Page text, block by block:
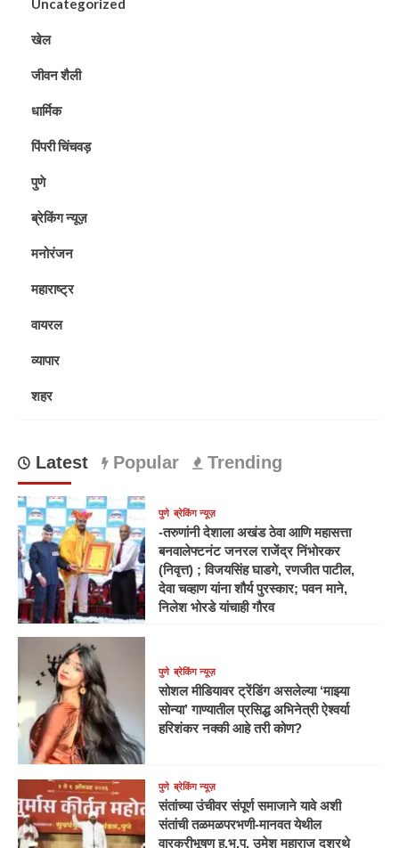
Uncategorized
खेल
जीवन शैली
धार्मिक
पिंपरी चिंचवड़
पुणे
ब्रेकिंग न्यूज़
मनोरंजन
महाराष्ट्र
वायरल
व्यापार
शहर
Latest Popular Trending
पुणे ब्रेकिंग न्यूज़
-तरुणांनी देशाला अखंड ठेवा आणि महासत्ता
बनवालेफ्टनंट जनरल राजेंद्र निंभोरकर
(निवृत्त) ; विजयसिंह घाडगे, रणजीत पाटील,
देवा चव्हाण यांना शौर्य पुरस्कार; पवन माने,
निलेश भोरडे यांचाही गौरव
पुणे ब्रेकिंग न्यूज़
सोशल मीडियावर ट्रेंडिंग असलेल्या ‘माझ्या
सोन्या’ गाण्यातील प्रसिद्ध अभिनेत्री ऐश्वर्या
हरिशंकर नक्की आहे तरी कोण?
पुणे ब्रेकिंग न्यूज़
संतांच्या उंचीवर संपूर्ण समाजाने यावे अशी
संतांची तळमळपरभणी-मानवत येथील
वारकरीभूषण ह.भ.प. उमेश महाराज दशरथे